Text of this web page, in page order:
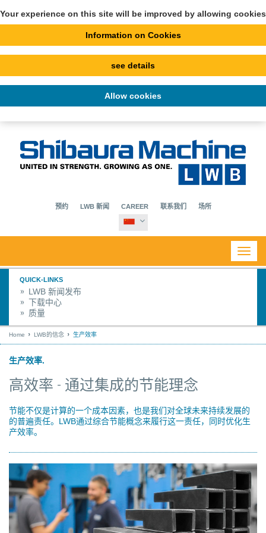
Your experience on this site will be improved by allowing cookies
Information on Cookies
see details
Allow cookies
预约 LWB 新闻 CAREER 联系我们 场所
QUICK-LINKS
LWB 新闻发布
下载中心
质量
Home LWB的信念 生产效率
生产效率.
高效率 - 通过集成的节能理念
节能不仅是计算的一个成本因素，也是我们对全球未来持续发展的
的普遍责任。LWB通过综合节能概念来履行这一责任，同时优化生
产效率。